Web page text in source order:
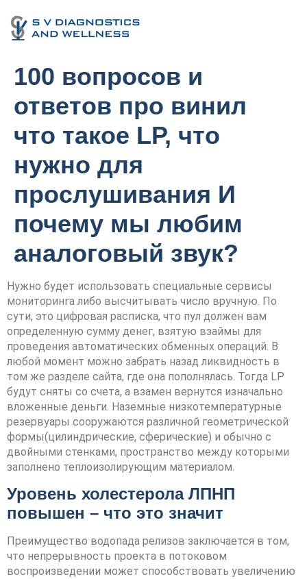
100 вопросов и
ответов про винил
что такое LP, что
нужно для
прослушивания И
почему мы любим
аналоговый звук?
Нужно будет использовать специальные сервисы
мониторинга либо высчитывать число вручную. По
сути, это цифровая расписка, что пул должен вам
определенную сумму денег, взятую взаймы для
проведения автоматических обменных операций. В
любой момент можно забрать назад ликвидность в
том же разделе сайта, где она пополнялась. Тогда LP
будут сняты со счета, а взамен вернутся изначально
вложенные деньги. Наземные низкотемпературные
резервуары сооружаются различной геометрической
формы(цилиндрические, сферические) и обычно с
двойными стенками, пространство между которыми
заполнено теплоизолирующим материалом.
Уровень холестерола ЛПНП
повышен – что это значит
Преимущество водопада релизов заключается в том,
что непрерывность проекта в потоковом
воспроизведении может способствовать увеличению